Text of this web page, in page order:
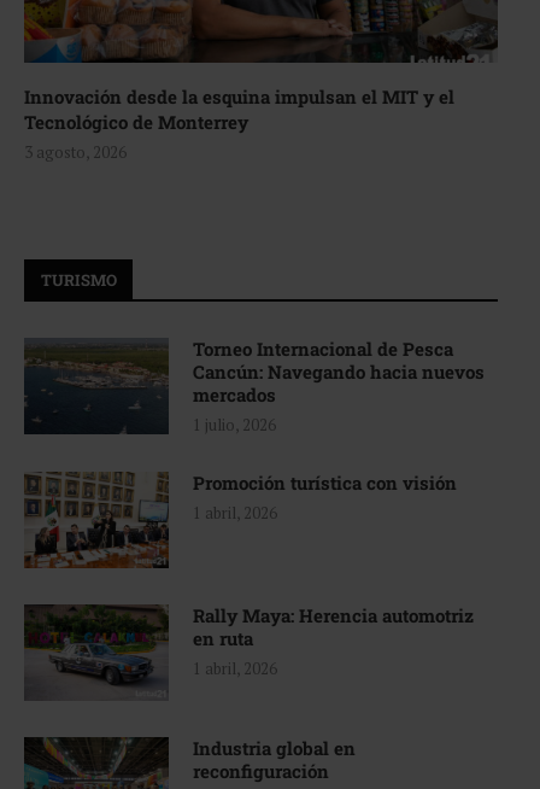
Innovación desde la esquina impulsan el MIT y el
Tecnológico de Monterrey
3 agosto, 2026
TURISMO
Torneo Internacional de Pesca
Cancún: Navegando hacia nuevos
mercados
1 julio, 2026
Promoción turística con visión
1 abril, 2026
Rally Maya: Herencia automotriz
en ruta
1 abril, 2026
Industria global en
reconfiguración